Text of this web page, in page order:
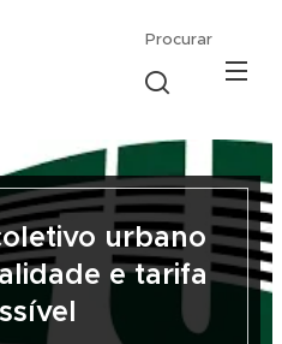
Procurar
urbano
e tarifa